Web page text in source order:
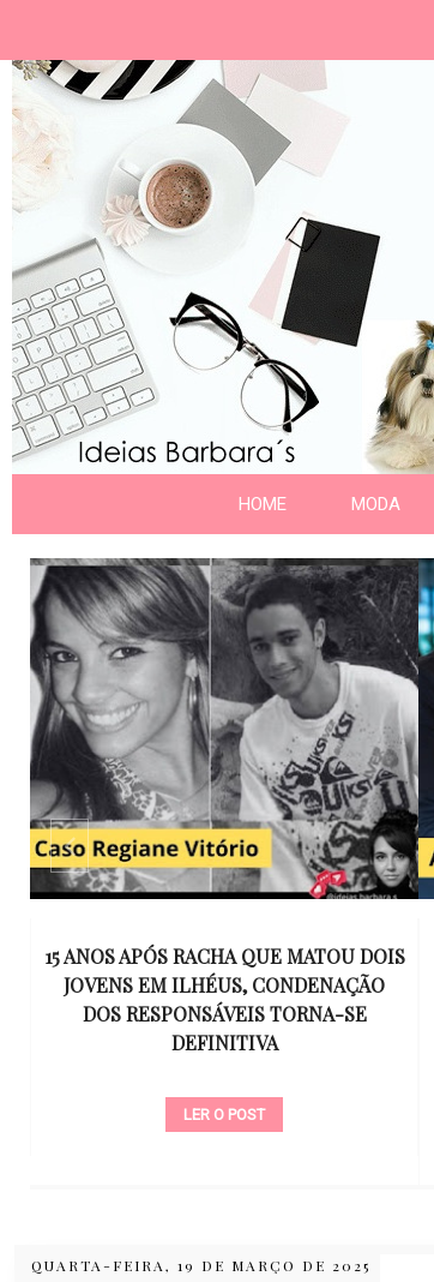
HOME MODA
15 ANOS APÓS RACHA QUE MATOU DOIS
JOVENS EM ILHÉUS, CONDENAÇÃO
DOS RESPONSÁVEIS TORNA-SE
DEFINITIVA
LER O POST
QUARTA-FEIRA, 19 DE MARÇO DE 2025